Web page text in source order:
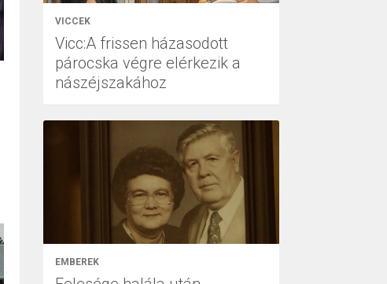
VICCEK
Vicc:A frissen házasodott
párocska végre elérkezik a
nászéjszakához
EMBEREK